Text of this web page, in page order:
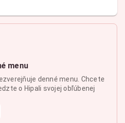
menu
denné menu. Chcete
o Hipali svojej obľúbenej